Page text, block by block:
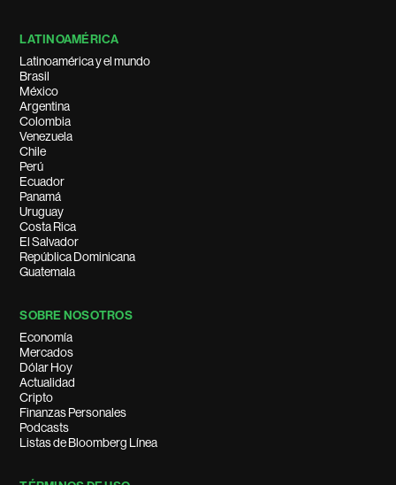
LATINOAMÉRICA
Latinoamérica y el mundo
Brasil
México
Argentina
Colombia
Venezuela
Chile
Perú
Ecuador
Panamá
Uruguay
Costa Rica
El Salvador
República Dominicana
Guatemala
SOBRE NOSOTROS
Economía
Mercados
Dólar Hoy
Actualidad
Cripto
Finanzas Personales
Podcasts
Listas de Bloomberg Línea